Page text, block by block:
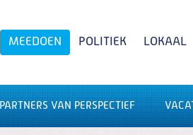
MEEDOEN POLITIEK LOKAAL
PARTNERS VAN PERSPECTIEF